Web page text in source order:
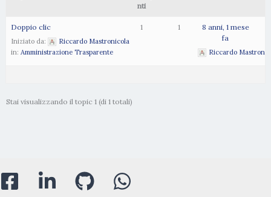
nti
Doppio clic
Iniziato da:
Riccardo Mastronicola
in: Amministrazione Trasparente
1 1
8 anni, 1 mese
fa
Riccardo
Stai visualizzando il topic 1 (di 1 totali)